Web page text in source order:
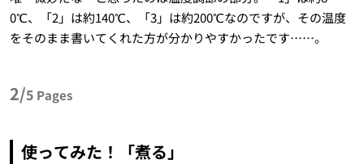
0℃、「2」は約140℃、「3」は約200℃なのですが、その温度
をそのまま書いてくれた方が分かりやすかったです……。
2/5 Pages
使ってみた！「煮る」